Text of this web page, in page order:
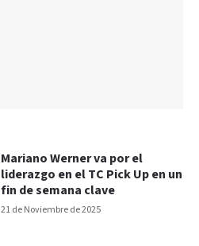
21 de Noviembre de 2025
Mariano Werner va por el
liderazgo en el TC Pick Up en un
fin de semana clave